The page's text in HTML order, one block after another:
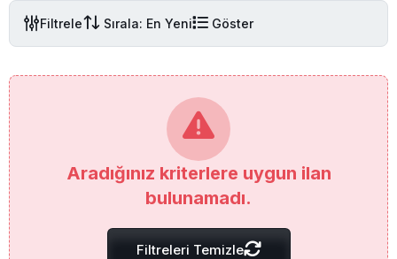
Filtrele Sırala: En Yeni Göster
Aradığınız kriterlere uygun ilan
bulunamadı.
Filtreleri Temizle